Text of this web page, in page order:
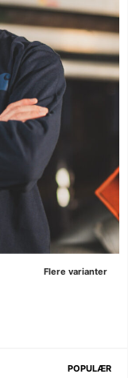
Flere varianter
POPULÆR